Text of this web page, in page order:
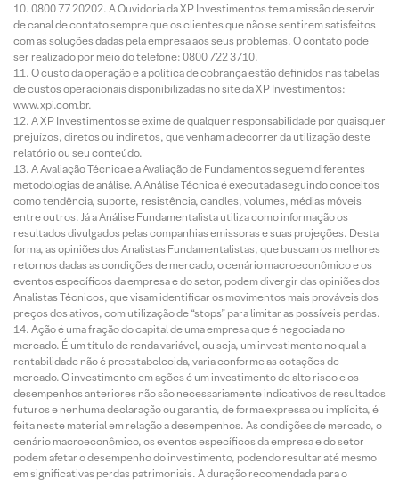
0800 77 20202. A Ouvidoria da XP Investimentos tem a missão de servir
de canal de contato sempre que os clientes que não se sentirem satisfeitos
com as soluções dadas pela empresa aos seus problemas. O contato pode
ser realizado por meio do telefone: 0800 722 3710.
O custo da operação e a política de cobrança estão definidos nas tabelas
de custos operacionais disponibilizadas no site da XP Investimentos:
www.xpi.com.br.
A XP Investimentos se exime de qualquer responsabilidade por quaisquer
prejuízos, diretos ou indiretos, que venham a decorrer da utilização deste
relatório ou seu conteúdo.
A Avaliação Técnica e a Avaliação de Fundamentos seguem diferentes
metodologias de análise. A Análise Técnica é executada seguindo conceitos
como tendência, suporte, resistência, candles, volumes, médias móveis
entre outros. Já a Análise Fundamentalista utiliza como informação os
resultados divulgados pelas companhias emissoras e suas projeções. Desta
forma, as opiniões dos Analistas Fundamentalistas, que buscam os melhores
retornos dadas as condições de mercado, o cenário macroeconômico e os
eventos específicos da empresa e do setor, podem divergir das opiniões dos
Analistas Técnicos, que visam identificar os movimentos mais prováveis dos
preços dos ativos, com utilização de “stops” para limitar as possíveis perdas.
Ação é uma fração do capital de uma empresa que é negociada no
mercado. É um título de renda variável, ou seja, um investimento no qual a
rentabilidade não é preestabelecida, varia conforme as cotações de
mercado. O investimento em ações é um investimento de alto risco e os
desempenhos anteriores não são necessariamente indicativos de resultados
futuros e nenhuma declaração ou garantia, de forma expressa ou implícita, é
feita neste material em relação a desempenhos. As condições de mercado, o
cenário macroeconômico, os eventos específicos da empresa e do setor
podem afetar o desempenho do investimento, podendo resultar até mesmo
em significativas perdas patrimoniais. A duração recomendada para o